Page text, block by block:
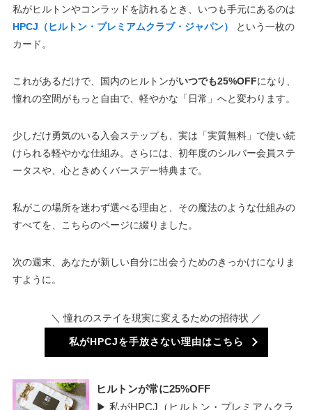
私がヒルトンやコンラッドを訪れるとき、いつも手元にあるのは
HPCJ（ヒルトン・プレミアムクラブ・ジャパン）
という一枚の
カード。
これがあるだけで、国内のヒルトンがいつでも25%OFFになり、
憧れの空間がもっと自由で、軽やかな「日常」へと変わります。
少しだけ勇気のいる入会ステップも、実は「実質無料」で使い続
けられる軽やかな仕組み。さらには、初年度のシルバー会員ステ
ータスや、心ときめくバースデー特典まで。
私がこの場所を迷わず選べる理由と、その魔法のような仕組みの
すべてを、こちらのページに綴りました。
次の週末、あなたが新しい自分に出会うためのきっかけになりま
すように。
＼ 憧れのステイを現実に変えるための招待状 ／
私がHPCJを手放さない理由はこちら
ヒルトンが常に25%OFF
▶ 私がHPCJ（ヒルトン・プレミアムクラ